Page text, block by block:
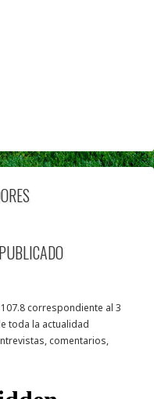
correspondiente al 3
toda la actualidad
comentarios,